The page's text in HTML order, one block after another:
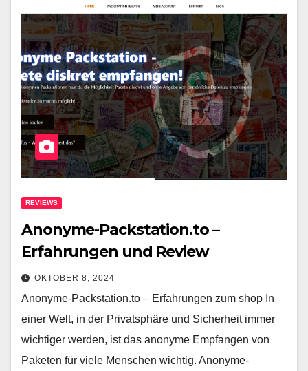
REVIEWS
Anonyme-Packstation.to –
Erfahrungen und Review
OKTOBER 8, 2024
Anonyme-Packstation.to – Erfahrungen zum shop In
einer Welt, in der Privatsphäre und Sicherheit immer
wichtiger werden, ist das anonyme Empfangen von
Paketen für viele Menschen wichtig. Anonyme-